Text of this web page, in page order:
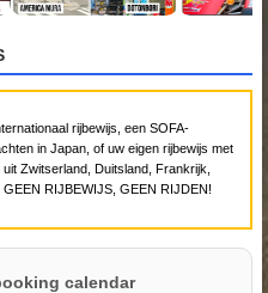
rijbewijs, een SOFA-
in Japan, of uw eigen rijbewijs met
Zwitserland, Duitsland, Frankrijk,
RIJBEWIJS, GEEN RIJDEN!
calendar